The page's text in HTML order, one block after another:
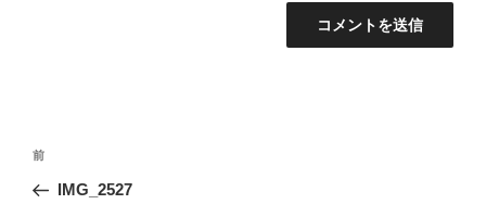
投
ナ
前
の
前
IMG_2527